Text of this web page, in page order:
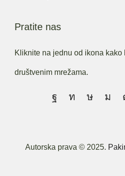
Pratite nas
Kliknite na jednu od ikona
društvenim mrežama.
Autorska prava © 2025.